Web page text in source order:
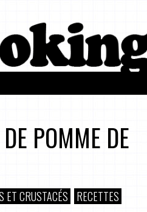
POMME DE
ET CRUSTACÉS RECETTES